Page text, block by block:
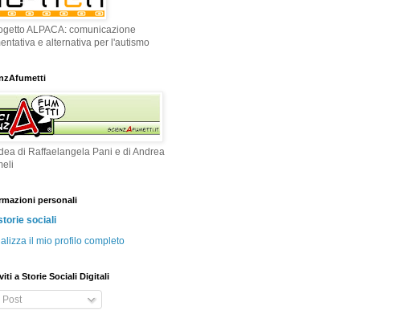
ALPACA: comunicazione
e alternativa per l'autismo
di Raffaelangela Pani e di Andrea
personali
sociali
il mio profilo completo
a Storie Sociali Digitali
Post